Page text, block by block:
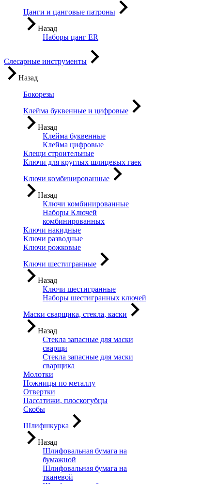
Цанги и цанговые патроны
Назад
Наборы цанг ER
Слесарные инструменты
Назад
Бокорезы
Клейма буквенные и цифровые
Назад
Клейма буквенные
Клейма цифровые
Клещи строительные
Ключи для круглых шлицевых гаек
Ключи комбинированные
Назад
Ключи комбинированные
Наборы Ключей
комбинированных
Ключи накидные
Ключи разводные
Ключи рожковые
Ключи шестигранные
Назад
Ключи шестигранные
Наборы шестигранных ключей
Маски сварщика, стекла, каски
Назад
Стекла запасные для маски
сварщи
Стекла запасные для маски
сварщика
Молотки
Ножницы по металлу
Отвертки
Пассатижи, плоскогубцы
Скобы
Шлифшкурка
Назад
Шлифовальная бумага на
бумажной
Шлифовальная бумага на
тканевой